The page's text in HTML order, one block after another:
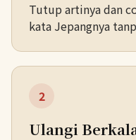
Tutup artinya dan
kata Jepangnya
2
Ulangi